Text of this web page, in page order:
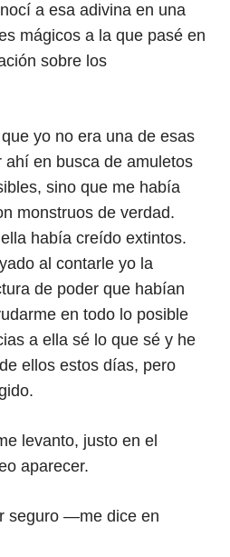
a esa adivina en una
mágicos a la que pasé en
sobre los
yo no era una de esas
ahí en busca de amuletos
sino que me había
monstruos de verdad.
había creído extintos.
al contarle yo la
de poder que habían
en todo lo posible
a ella sé lo que sé y he
ellos estos días, pero
levanto, justo en el
aparecer.
seguro —me dice en